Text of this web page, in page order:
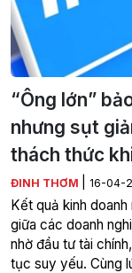
“Ông lớn”
nhưng sụt
thách thức
ĐINH THƠM 16-04-
Kết quả kinh
giữa các doanh
nhờ đầu tư tài
tục suy yếu. Cùng